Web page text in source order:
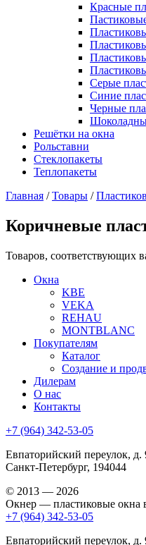
Красные
Серые
Синие
Черные
Решётки на окна
Рольставни
Стеклопакеты
Теплопакеты
Главная /Товары /
Коричневые
Товаров, соответствующих
Окна
KBE
VEKA
REHAU
MONTBLANC
Покупателям
Каталог
Создание и
Дилерам
О нас
Контакты
+7 (964) 342-53-05
Евпаторийский переулок, д.
Санкт-Петербург, 194044
© 2013 — 2026
Окнер — пластиковые окна
+7 (964) 342-53-05
Евпаторийский переулок, д.